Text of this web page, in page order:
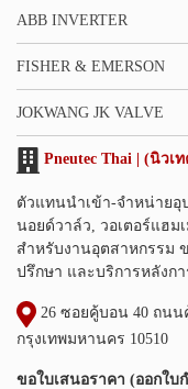
ABB INVERTER
FISHER & EMERSON
JOKWANG JK VALVE
Pneutec Thai | (นิวเ
ตัวแทนนำเข้า-จำหน่าย
นอยด์วาล์ว, วอเตอร์แฮ
สำหรับงานอุตสาหกรรม
ปรึกษา และบริการหลังก
26 ซอยคู้บอน 40 ถน
กรุงเทพมหานคร 10510
ขอใบเสนอราคา (ออกใบ